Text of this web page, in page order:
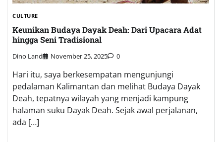
CULTURE
Keunikan Budaya Dayak Deah: Dari Upacara Adat
hingga Seni Tradisional
Dino Land November 25, 2025 0
Hari itu, saya berkesempatan mengunjungi
pedalaman Kalimantan dan melihat Budaya Dayak
Deah, tepatnya wilayah yang menjadi kampung
halaman suku Dayak Deah. Sejak awal perjalanan,
ada […]